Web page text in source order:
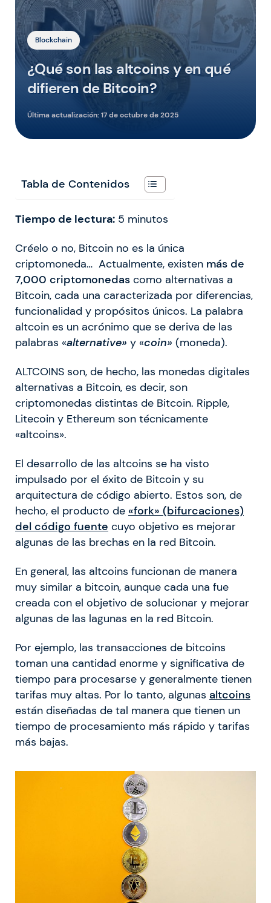
Blockchain
¿Qué son las altcoins y en qué
difieren de Bitcoin?
Última actualización:17 de octubre de 2025
Tabla de Contenidos
Tiempo de lectura: 5 minutos
Créelo o no, Bitcoin no es la única
criptomoneda… Actualmente, existen más de
7,000 criptomonedas como alternativas a
Bitcoin, cada una caracterizada por diferencias,
funcionalidad y propósitos únicos. La palabra
altcoin es un acrónimo que se deriva de las
palabras «alternative» y «coin» (moneda).
ALTCOINS son, de hecho, las monedas digitales
alternativas a Bitcoin, es decir, son
criptomonedas distintas de Bitcoin. Ripple,
Litecoin y Ethereum son técnicamente
«altcoins».
El desarrollo de las altcoins se ha visto
impulsado por el éxito de Bitcoin y su
arquitectura de código abierto. Estos son, de
hecho, el producto de «fork» (bifurcaciones)
del código fuente cuyo objetivo es mejorar
algunas de las brechas en la red Bitcoin.
En general, las altcoins funcionan de manera
muy similar a bitcoin, aunque cada una fue
creada con el objetivo de solucionar y mejorar
algunas de las lagunas en la red Bitcoin.
Por ejemplo, las transacciones de bitcoins
toman una cantidad enorme y significativa de
tiempo para procesarse y generalmente tienen
tarifas muy altas. Por lo tanto, algunas altcoins
están diseñadas de tal manera que tienen un
tiempo de procesamiento más rápido y tarifas
más bajas.